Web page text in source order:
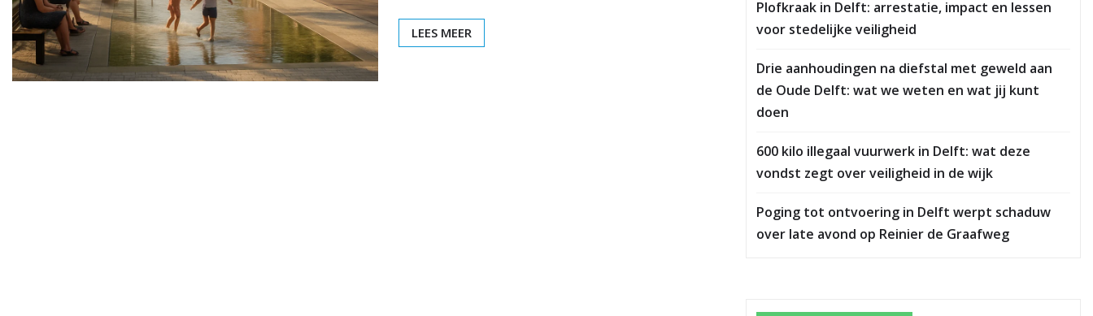
LEES MEER
Plofkraak in Delft: arrestatie, impact en lessen
voor stedelijke veiligheid
Drie aanhoudingen na diefstal met geweld aan
de Oude Delft: wat we weten en wat jij kunt
doen
600 kilo illegaal vuurwerk in Delft: wat deze
vondst zegt over veiligheid in de wijk
Poging tot ontvoering in Delft werpt schaduw
over late avond op Reinier de Graafweg